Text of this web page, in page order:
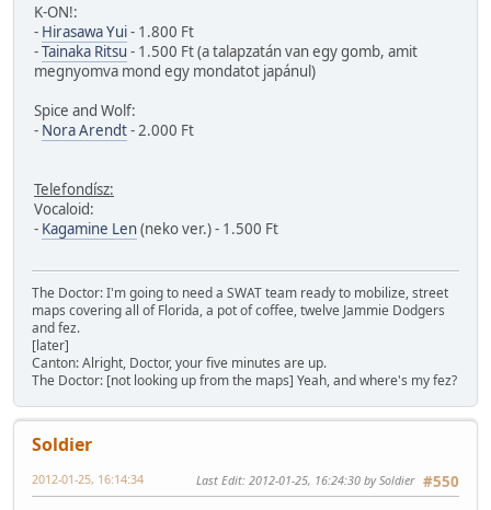
K-ON!:
- Hirasawa Yui- 1.800 Ft
-Tainaka Ritsu - 1.500 Ft (a talapzatán van egy gomb, amit
megnyomva mond egy mondatot japánul)
Spice and Wolf:
- Nora Arendt- 2.000 Ft
Telefondísz:
Vocaloid:
- Kagamine Len(neko ver.) - 1.500 Ft
The Doctor: I'm going to need a SWAT team ready to mobilize, street
maps covering all of Florida, a pot of coffee, twelve Jammie Dodgers
and fez.
[later]
Canton: Alright, Doctor, your five minutes are up.
The Doctor: [not looking up from the maps] Yeah, and where's my fez?
Soldier
#550
2012-01-25, 16:14:34 Last Edit: 2012-01-25, 16:24:30 by Soldier